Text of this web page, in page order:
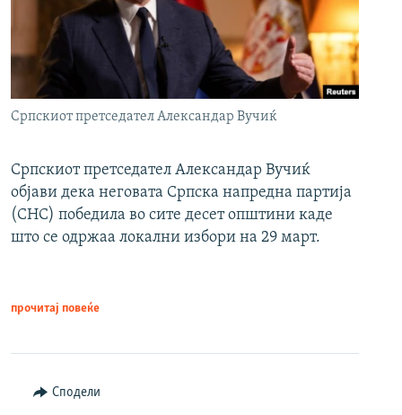
Српскиот претседател Александар Вучиќ
Српскиот претседател Александар Вучиќ
објави дека неговата Српска напредна партија
(СНС) победила во сите десет општини каде
што се одржаа локални избори на 29 март.
прочитај повеќе
Сподели